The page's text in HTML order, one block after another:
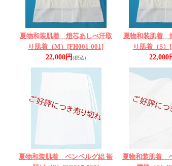
夏物和装肌着 燈芯あしべ汗取
り肌着（M） [FH001-001]
22,000円(税込)
夏物和装肌着
り肌着（S）
22,000
夏物和装肌着 ベンベルグ絽 裾
夏物和装肌着